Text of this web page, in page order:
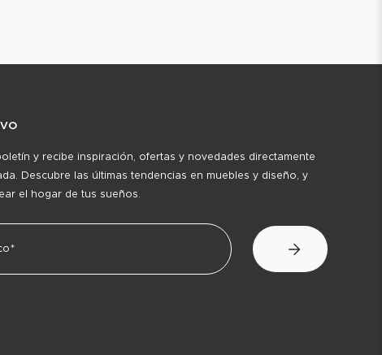
y recibe inspiración, ofertas y novedades directamente
Descubre las últimas tendencias en muebles y diseño, y
el hogar de tus sueños.